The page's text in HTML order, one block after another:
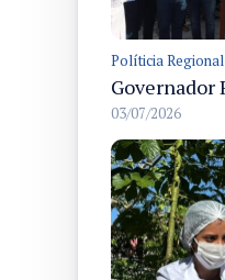
Políticia Regional
03/07/2026